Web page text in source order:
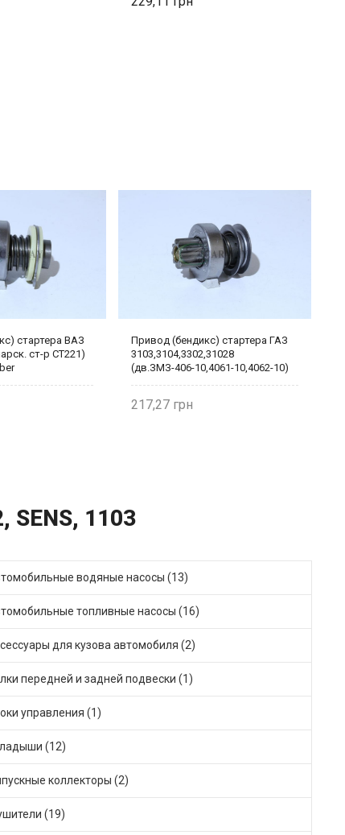
стартера ВАЗ
ст-р СТ221)
Привод (бендикс) стартера ГАЗ
3103,3104,3302,31028
(дв.ЗМЗ-406-10,4061-10,4062-10)
217,27
SENS, 1103
водяные насосы (13)
топливные насосы (16)
для кузова автомобиля (2)
передней и задней подвески (1)
управления (1)
(12)
коллекторы (2)
(19)